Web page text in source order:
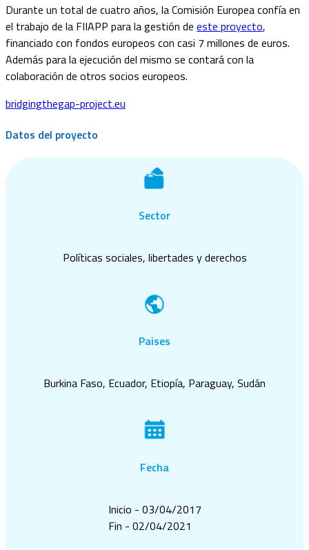
Durante un total de cuatro años, la Comisión Europea confía en
el trabajo de la FIIAPP para la gestión de este proyecto,
financiado con fondos europeos con casi 7 millones de euros.
Además para la ejecución del mismo se contará con la
colaboración de otros socios europeos.
bridgingthegap-project.eu
Datos del proyecto
Sector
Políticas sociales, libertades y derechos
Paises
Burkina Faso, Ecuador, Etiopía, Paraguay, Sudán
Fecha
Inicio - 03/04/2017
Fin - 02/04/2021